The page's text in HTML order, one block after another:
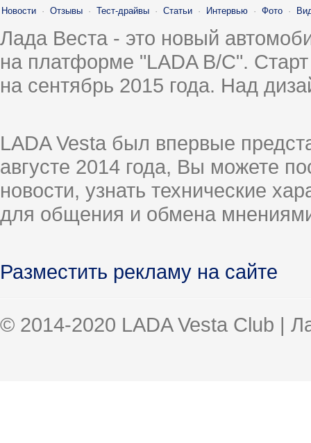
Новости · Отзывы · Тест-драйвы · Статьи · Интервью · Фото ·
Лада Веста - это новый
на платформе "LADA B/C".
на сентябрь 2015 года. Над
LADA Vesta был впервые
августе 2014 года, Вы можете
новости, узнать технические
для общения и обмена
Разместить рекламу на сайте
© 2014-2020 LADA Vesta Club |